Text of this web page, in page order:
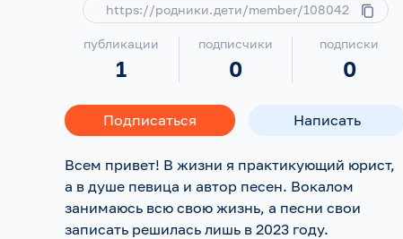
https://родники.дети/member/108042
публикации
1
подписчики
0
подписки
0
Подписаться Написать
Всем привет! В жизни я практикующий юрист,
а в душе певица и автор песен. Вокалом
занимаюсь всю свою жизнь, а песни свои
записать решилась лишь в 2023 году.